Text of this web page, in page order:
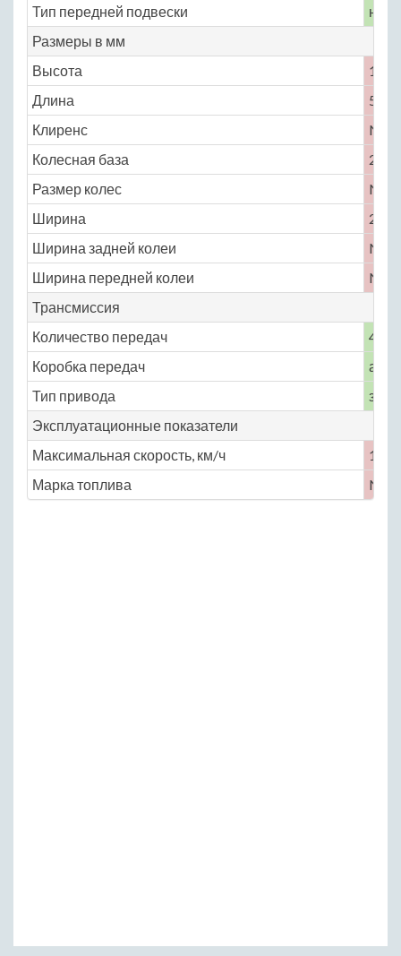
Тип передней подвески
Размеры в мм
Высота
1506
Длина
5601
Клиренс
No
Колесная база
2944
Размер колес
No
Ширина
2014
Ширина задней колеи
No
Ширина передней колеи
No
Трансмиссия
Количество передач
4
Коробка передач
Тип привода
Эксплуатационные показатели
Максимальная скорость, км/ч
185
Марка топлива
No